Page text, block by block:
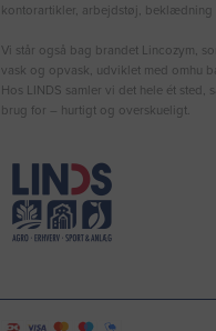
kontorartikler, arbejdstøj,
Vi står også bag brandet Lincozym,
vask og opvask, udviklet med omhu
Hos LINDS samler vi det hele ét sted,
brug for – hurtigt og overskueligt.